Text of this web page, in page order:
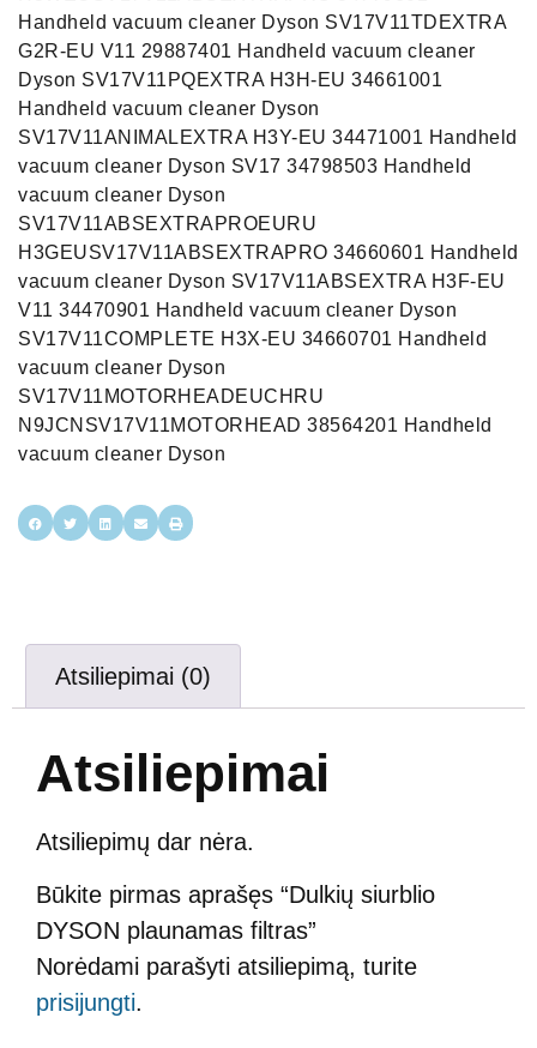
Handheld vacuum cleaner Dyson SV17V11TDEXTRA
G2R-EU V11 29887401 Handheld vacuum cleaner
Dyson SV17V11PQEXTRA H3H-EU 34661001
Handheld vacuum cleaner Dyson
SV17V11ANIMALEXTRA H3Y-EU 34471001 Handheld
vacuum cleaner Dyson SV17 34798503 Handheld
vacuum cleaner Dyson
SV17V11ABSEXTRAPROEURU
H3GEUSV17V11ABSEXTRAPRO 34660601 Handheld
vacuum cleaner Dyson SV17V11ABSEXTRA H3F-EU
V11 34470901 Handheld vacuum cleaner Dyson
SV17V11COMPLETE H3X-EU 34660701 Handheld
vacuum cleaner Dyson
SV17V11MOTORHEADEUCHRU
N9JCNSV17V11MOTORHEAD 38564201 Handheld
vacuum cleaner Dyson
Atsiliepimai (0)
Atsiliepimai
Atsiliepimų dar nėra.
Būkite pirmas aprašęs “Dulkių siurblio
DYSON plaunamas filtras”
Norėdami parašyti atsiliepimą, turite
prisijungti.